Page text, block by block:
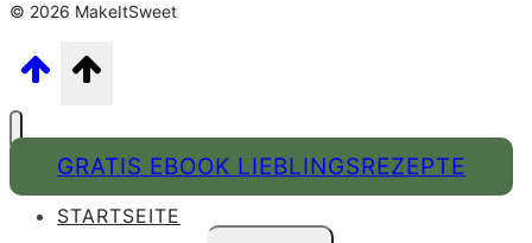
© 2026 MakeItSweet
GRATIS EBOOK LIEBLINGSREZEPTE
STARTSEITE